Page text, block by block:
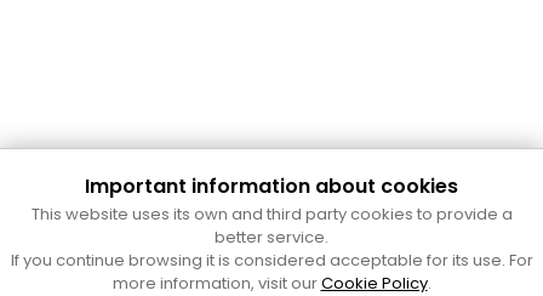
Cultura Mataró
Ajuntament de Mataró
C. de Sant Josep, 9 (Mataró, 08302)
Horari d'obertura: dilluns, dimecres i divendres de 10 a 13 h.
Important information about cookies
This website uses its own and third party cookies to provide a
better service.
If you continue browsing it is considered acceptable for its use. For
more information, visit ourCookie Policy.